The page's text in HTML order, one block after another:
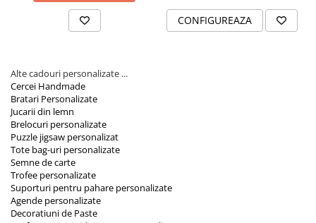
CONFIGUREAZA
Alte cadouri personalizate ...
Cercei Handmade
Bratari Personalizate
Jucarii din lemn
Brelocuri personalizate
Puzzle jigsaw personalizat
Tote bag-uri personalizate
Semne de carte
Trofee personalizate
Suporturi pentru pahare personalizate
Agende personalizate
Decoratiuni de Paste